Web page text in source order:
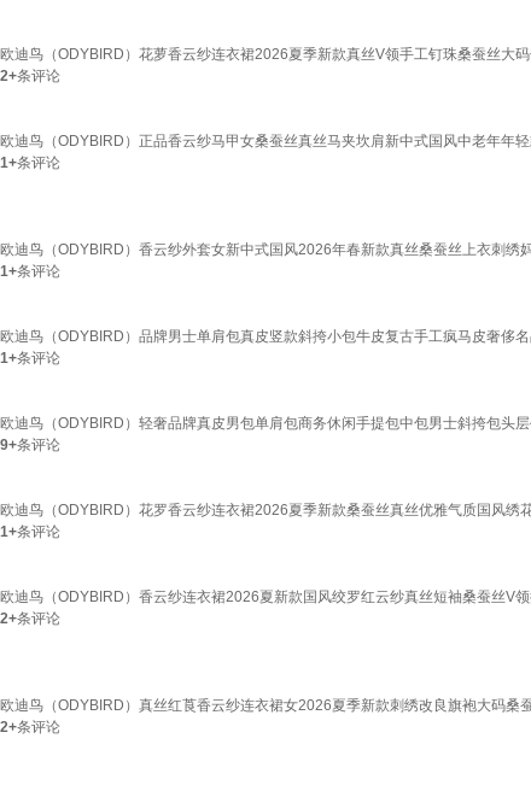
欧迪鸟（ODYBIRD）花萝香云纱连衣裙2026夏季新款真丝V领手工钉珠桑蚕丝大
2+条评论
欧迪鸟（ODYBIRD）正品香云纱马甲女桑蚕丝真丝马夹坎肩新中式国风中老年年
1+条评论
欧迪鸟（ODYBIRD）香云纱外套女新中式国风2026年春新款真丝桑蚕丝上衣刺绣
1+条评论
欧迪鸟（ODYBIRD）品牌男士单肩包真皮竖款斜挎小包牛皮复古手工疯马皮奢侈
1+条评论
欧迪鸟（ODYBIRD）轻奢品牌真皮男包单肩包商务休闲手提包中包男士斜挎包头
9+条评论
欧迪鸟（ODYBIRD）花罗香云纱连衣裙2026夏季新款桑蚕丝真丝优雅气质国风绣
1+条评论
欧迪鸟（ODYBIRD）香云纱连衣裙2026夏新款国风绞罗红云纱真丝短袖桑蚕丝V
2+条评论
欧迪鸟（ODYBIRD）真丝红莨香云纱连衣裙女2026夏季新款刺绣改良旗袍大码桑
2+条评论